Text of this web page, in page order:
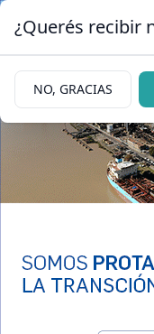
EN BÚSQUEDA
intentan
atrapado
¿Querés recibir
NO, GRACIAS